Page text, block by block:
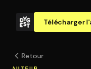
Télécharger
Retour